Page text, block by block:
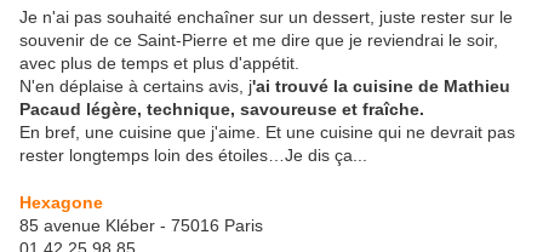
Je n'ai pas souhaité enchaîner sur un dessert, juste rester sur le
souvenir de ce Saint-Pierre et me dire que je reviendrai le soir,
avec plus de temps et plus d'appétit.
N'en déplaise à certains avis, j'ai trouvé la cuisine de Mathieu
Pacaud légère, technique, savoureuse et fraîche.
En bref, une cuisine que j'aime. Et une cuisine qui ne devrait pas
rester longtemps loin des étoiles…Je dis ça...
Hexagone
85 avenue Kléber - 75016 Paris